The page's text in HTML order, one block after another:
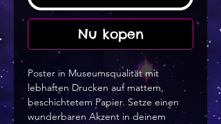
Nu kopen
Poster in Museumsqualität mit
lebhaften Drucken auf mattem,
beschichtetem Papier. Setze einen
wunderbaren Akzent in deinem